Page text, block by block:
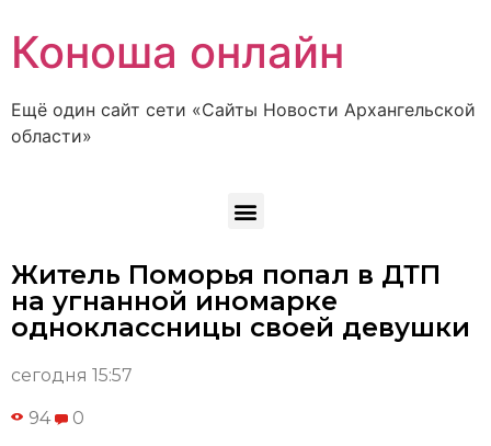
Коноша онлайн
Ещё один сайт сети «Сайты Новости Архангельской
области»
Житель Поморья попал в ДТП
на угнанной иномарке
одноклассницы своей девушки
сегодня 15:57
94 0